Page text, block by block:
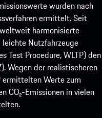
wurden nach
ermittelt. Seit
harmonisierte
leichte Nutzfahrzeuge
Test Procedure, WLTP) den
Wegen der realistischeren
ermittelten Werte zum
CO₂-Emissionen in vielen